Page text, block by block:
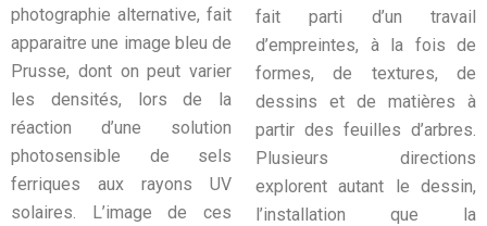
photographie alternative, fait
apparaitre une image bleu de
Prusse, dont on peut varier
les densités, lors de la
réaction d’une solution
photosensible de sels
ferriques aux rayons UV
solaires. L’image de ces
fait parti d’un travail
d’empreintes, à la fois de
formes, de textures, de
dessins et de matières à
partir des feuilles d’arbres.
Plusieurs directions
explorent autant le dessin,
l’installation que la